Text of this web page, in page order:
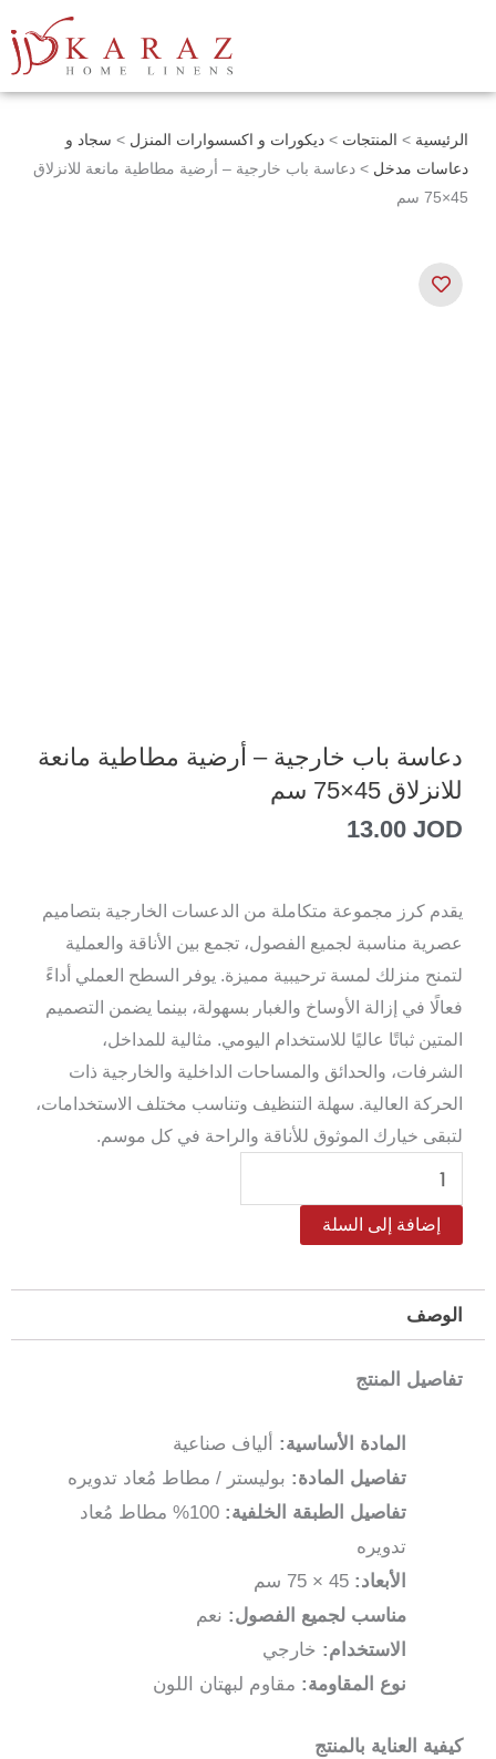
الرئيسية > المنتجات > ديكورات و اكسسوارات المنزل > سجاد و
دعاسات مدخل > دعاسة باب خارجية – أرضية مطاطية مانعة للانزلاق
45×75 سم
دعاسة باب خارجية – أرضية مطاطية مانعة
للانزلاق 45×75 سم
13.00 JOD
يقدم كرز مجموعة متكاملة من الدعسات الخارجية بتصاميم
عصرية مناسبة لجميع الفصول، تجمع بين الأناقة والعملية
لتمنح منزلك لمسة ترحيبية مميزة. يوفر السطح العملي أداءً
فعالًا في إزالة الأوساخ والغبار بسهولة، بينما يضمن التصميم
المتين ثباتًا عاليًا للاستخدام اليومي. مثالية للمداخل،
الشرفات، والحدائق والمساحات الداخلية والخارجية ذات
الحركة العالية. سهلة التنظيف وتناسب مختلف الاستخدامات،
لتبقى خيارك الموثوق للأناقة والراحة في كل موسم.
كمية
دعاسة
باب
–
أرضية
مطاطية
إضافة إلى السلة
الوصف
تفاصيل المنتج
المادة الأساسية: ألياف صناعية
تفاصيل المادة: بوليستر / مطاط مُعاد تدويره
تفاصيل الطبقة الخلفية:
100% مطاط مُعاد
تدويره
الأبعاد:
مناسب لجميع الفصول: نعم
الاستخدام: خارجي
نوع المقاومة: مقاوم لبهتان اللون
كيفية العناية بالمنتج